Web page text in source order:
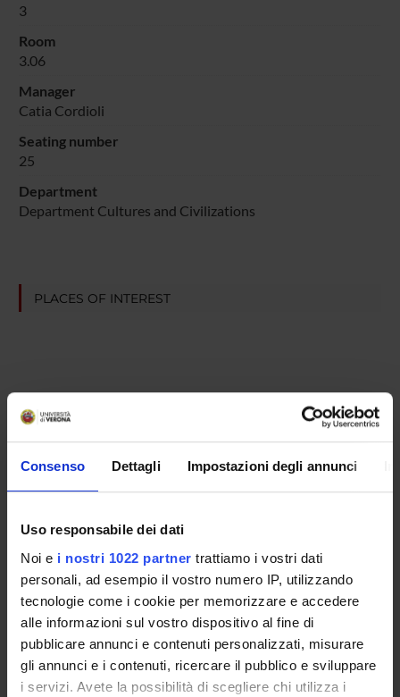
Consenso Dettagli Impostazioni degli annunci
Uso responsabile dei dati
Noi e i nostri 1022 partner trattiamo i vostri dati
personali, ad esempio il vostro numero IP, utilizzando
tecnologie come i cookie per memorizzare e accedere
alle informazioni sul vostro dispositivo al fine di
pubblicare annunci e contenuti personalizzati, misurare
gli annunci e i contenuti, ricercare il pubblico e sviluppare
i servizi. Avete la possibilità di scegliere chi utilizza i
3
Room
3.06
Manager
Catia Cordioli
Seating number
25
Department
Department Cultures and Civilizations
PLACES OF INTEREST